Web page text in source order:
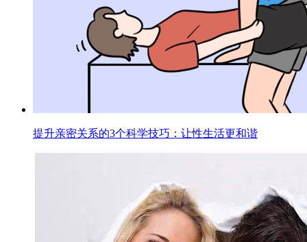
提升亲密关系的3个科学技巧：让性生活更和谐